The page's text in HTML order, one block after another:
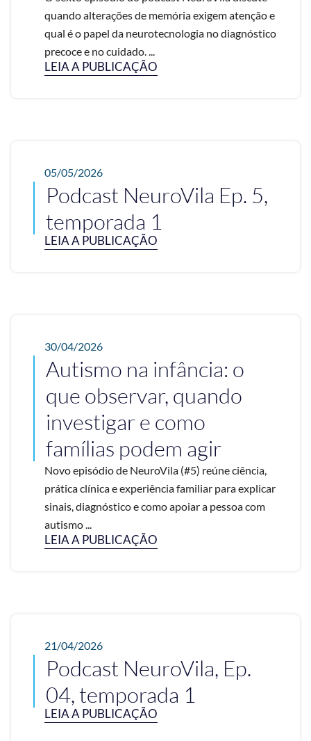
quando alterações de memória exigem atenção e
qual é o papel da neurotecnologia no diagnóstico
precoce e no cuidado. ...
LEIA A PUBLICAÇÃO
05/05/2026
Podcast NeuroVila Ep. 5,
temporada 1
LEIA A PUBLICAÇÃO
30/04/2026
Autismo na infância: o
que observar, quando
investigar e como
famílias podem agir
Novo episódio de NeuroVila (#5) reúne ciência,
prática clínica e experiência familiar para explicar
sinais, diagnóstico e como apoiar a pessoa com
autismo ...
LEIA A PUBLICAÇÃO
21/04/2026
Podcast NeuroVila, Ep.
04, temporada 1
LEIA A PUBLICAÇÃO